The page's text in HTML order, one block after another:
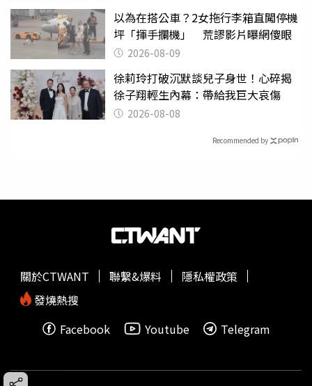
以為在搭公車？2女拖行李箱直闖停機
坪「揮手攔機」 荒謬影片曝網傻眼
2026-08-09
徐莉玲打破沉默談兒子身世！心碎揭
徐子翔輕生內幕：帶給我巨大哀傷
2026-08-08
Recommended by
關於CTWANT 聯繫&爆料
隱私權政策
發燒熱搜
Facebook
Youtube Telegram